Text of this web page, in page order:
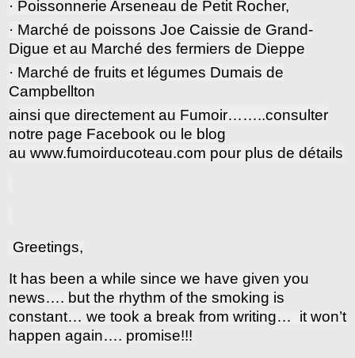
· Poissonnerie Arseneau de Petit Rocher,
· Marché de poissons Joe Caissie de Grand-
Digue et au Marché des fermiers de Dieppe
· Marché de fruits et légumes Dumais de
Campbellton
ainsi que directement au Fumoir……..consulter
notre page Facebook ou le blog
au www.fumoirducoteau.com pour plus de détails
Greetings,
It has been a while since we have given you
news…. but the rhythm of the smoking is
constant… we took a break from writing… it won’t
happen again…. promise!!!